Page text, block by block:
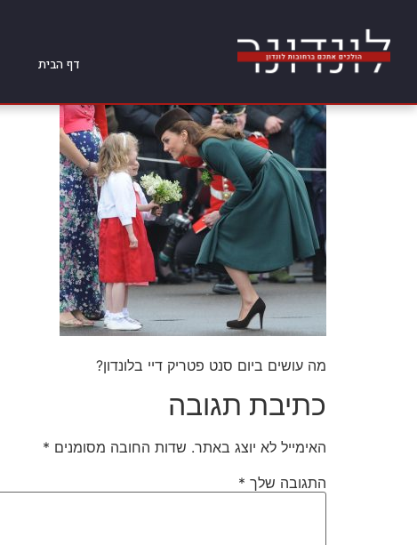
דף הבית
מה עושים ביום סנט פטריק דיי בלונדון?
כתיבת תגובה
האימייל לא יוצג באתר. שדות החובה מסומנים *
התגובה שלך *